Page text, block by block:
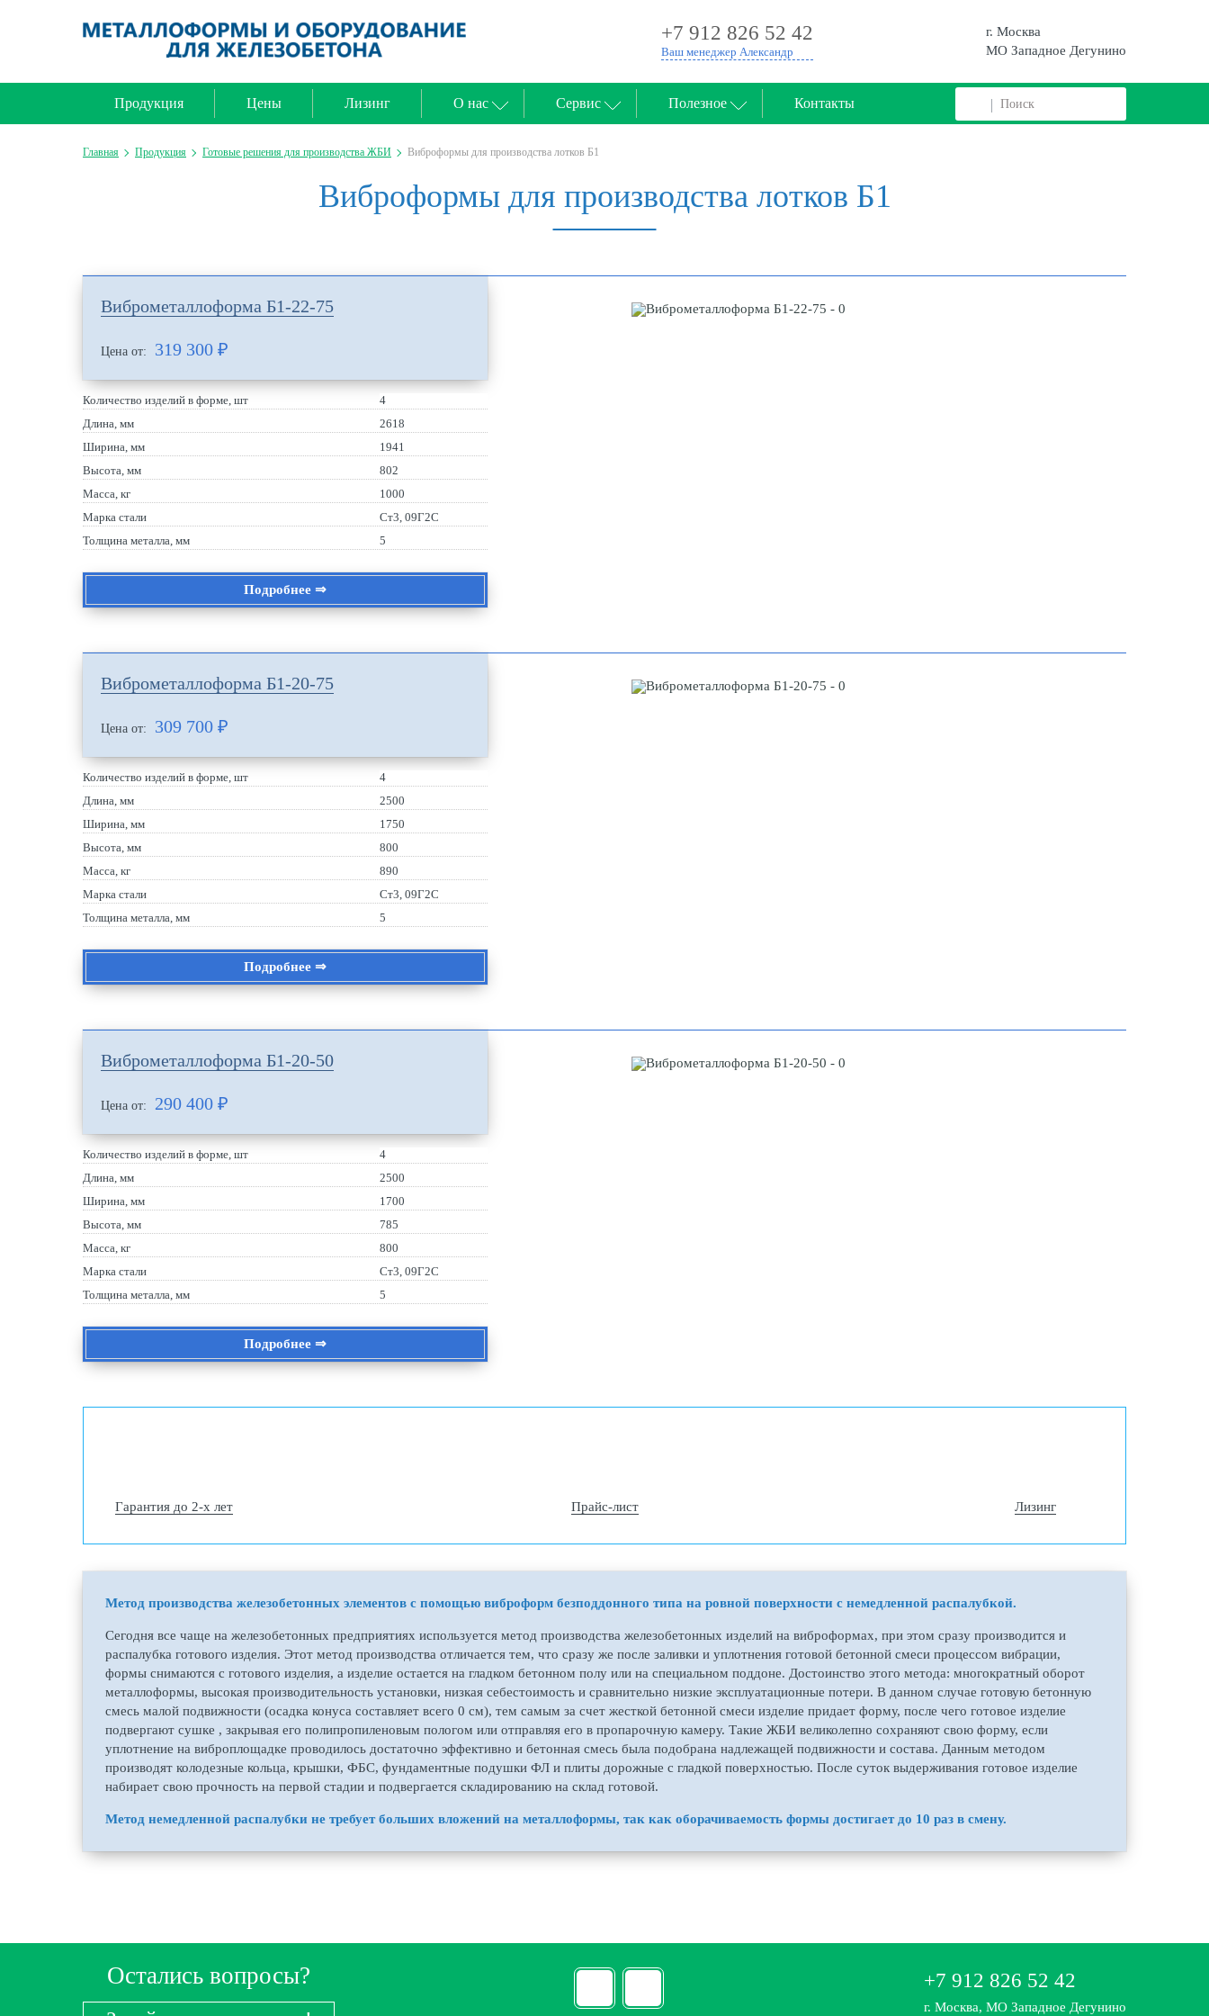
+7 912 826 52 42
Ваш менеджер Александр
г. Москва
МО Западное Дегунино
Продукция Цены Лизинг О нас Сервис Полезное Контакты
Главная Продукция Готовые решения для производства ЖБИ Виброформы для производства лотков Б1
Виброформы для производства лотков Б1
Виброметаллоформа Б1-22-75
Цена от: 319 300 ₽
Количество изделий в форме, шт
4
Длина, мм
2618
Ширина, мм
1941
Высота, мм
802
Масса, кг
1000
Марка стали
Ст3, 09Г2С
Толщина металла, мм
5
Подробнее ⇒
Виброметаллоформа Б1-20-75
Цена от: 309 700 ₽
Количество изделий в форме, шт
4
Длина, мм
2500
Ширина, мм
1750
Высота, мм
800
Масса, кг
890
Марка стали
Ст3, 09Г2С
Толщина металла, мм
5
Подробнее ⇒
Виброметаллоформа Б1-20-50
Цена от: 290 400 ₽
Количество изделий в форме, шт
4
Длина, мм
2500
Ширина, мм
1700
Высота, мм
785
Масса, кг
800
Марка стали
Ст3, 09Г2С
Толщина металла, мм
5
Подробнее ⇒
Гарантия до 2-х лет Прайс-лист Лизинг
Метод производства железобетонных элементов с помощью виброформ безподдонного типа на ровной поверхности с немедленной распалубкой.
Сегодня все чаще на железобетонных предприятиях используется метод производства железобетонных изделий на виброформах, при этом сразу производится и
распалубка готового изделия. Этот метод производства отличается тем, что сразу же после заливки и уплотнения готовой бетонной смеси процессом вибрации,
формы снимаются с готового изделия, а изделие остается на гладком бетонном полу или на специальном поддоне. Достоинство этого метода: многократный оборот
металлоформы, высокая производительность установки, низкая себестоимость и сравнительно низкие эксплуатационные потери. В данном случае готовую бетонную
смесь малой подвижности (осадка конуса составляет всего 0 см), тем самым за счет жесткой бетонной смеси изделие придает форму, после чего готовое изделие
подвергают сушке , закрывая его полипропиленовым пологом или отправляя его в пропарочную камеру. Такие ЖБИ великолепно сохраняют свою форму, если
уплотнение на виброплощадке проводилось достаточно эффективно и бетонная смесь была подобрана надлежащей подвижности и состава. Данным методом
производят колодезные кольца, крышки, ФБС, фундаментные подушки ФЛ и плиты дорожные с гладкой поверхностью. После суток выдерживания готовое изделие
набирает свою прочность на первой стадии и подвергается складированию на склад готовой.
Метод немедленной распалубки не требует больших вложений на металлоформы, так как оборачиваемость формы достигает до 10 раз в смену.
Остались вопросы? +7 912 826 52 42
г. Москва, МО Западное Дегунино